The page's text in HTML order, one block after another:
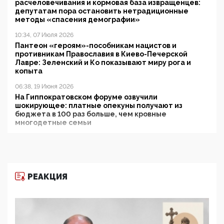
расчеловечивания и кормовая база извращенцев:
депутатам пора остановить нетрадиционные
методы «спасения демографии»
10:34, 07 Июля 2026
Пантеон «героям»-пособникам нацистов и
противникам Православия в Киево-Печерской
Лавре: Зеленский и Ко показывают миру рога и
копыта
06:38, 19 Июня 2026
На Гиппократовском форуме озвучили
шокирующее: платные опекуны получают из
бюджета в 100 раз больше, чем кровные
многодетные семьи
11:53, 09 Июня 2026
деятельность ИИТО ЮНЕСКО в России, но
цифроглобалисты продолжают определять
повестку в образовании
РЕАКЦИЯ